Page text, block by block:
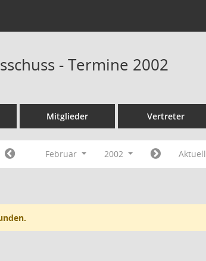
- Termine 2002
Mitglieder Vertreter
Februar 2002 Aktuell